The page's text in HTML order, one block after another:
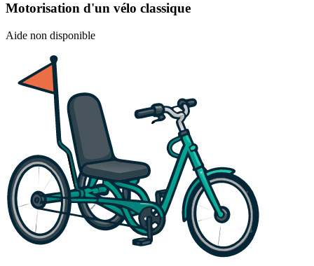
Motorisation d'un vélo classique
Aide non disponible